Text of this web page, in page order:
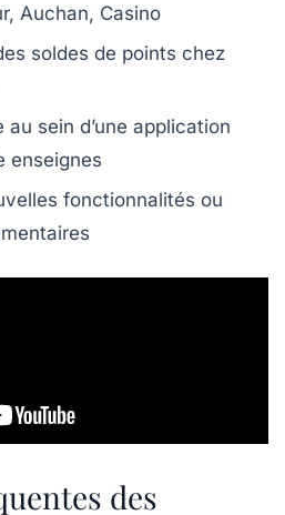
Auchan, Casino
soldes de points chez
sein d’une application
enseignes
fonctionnalités ou
des